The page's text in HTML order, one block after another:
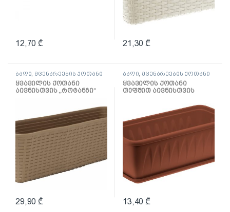
12,70₾ 21,30₾
ბაღი მცენარეების ქოთანი
ყვავილის ქოთანი
აივნისთვის ,,როტანგი”
29,90 ₾
ბაღი მცენარეების ქოთანი
ყვავილის ქოთანი
თეფშით აივნისთვის
13,40 ₾